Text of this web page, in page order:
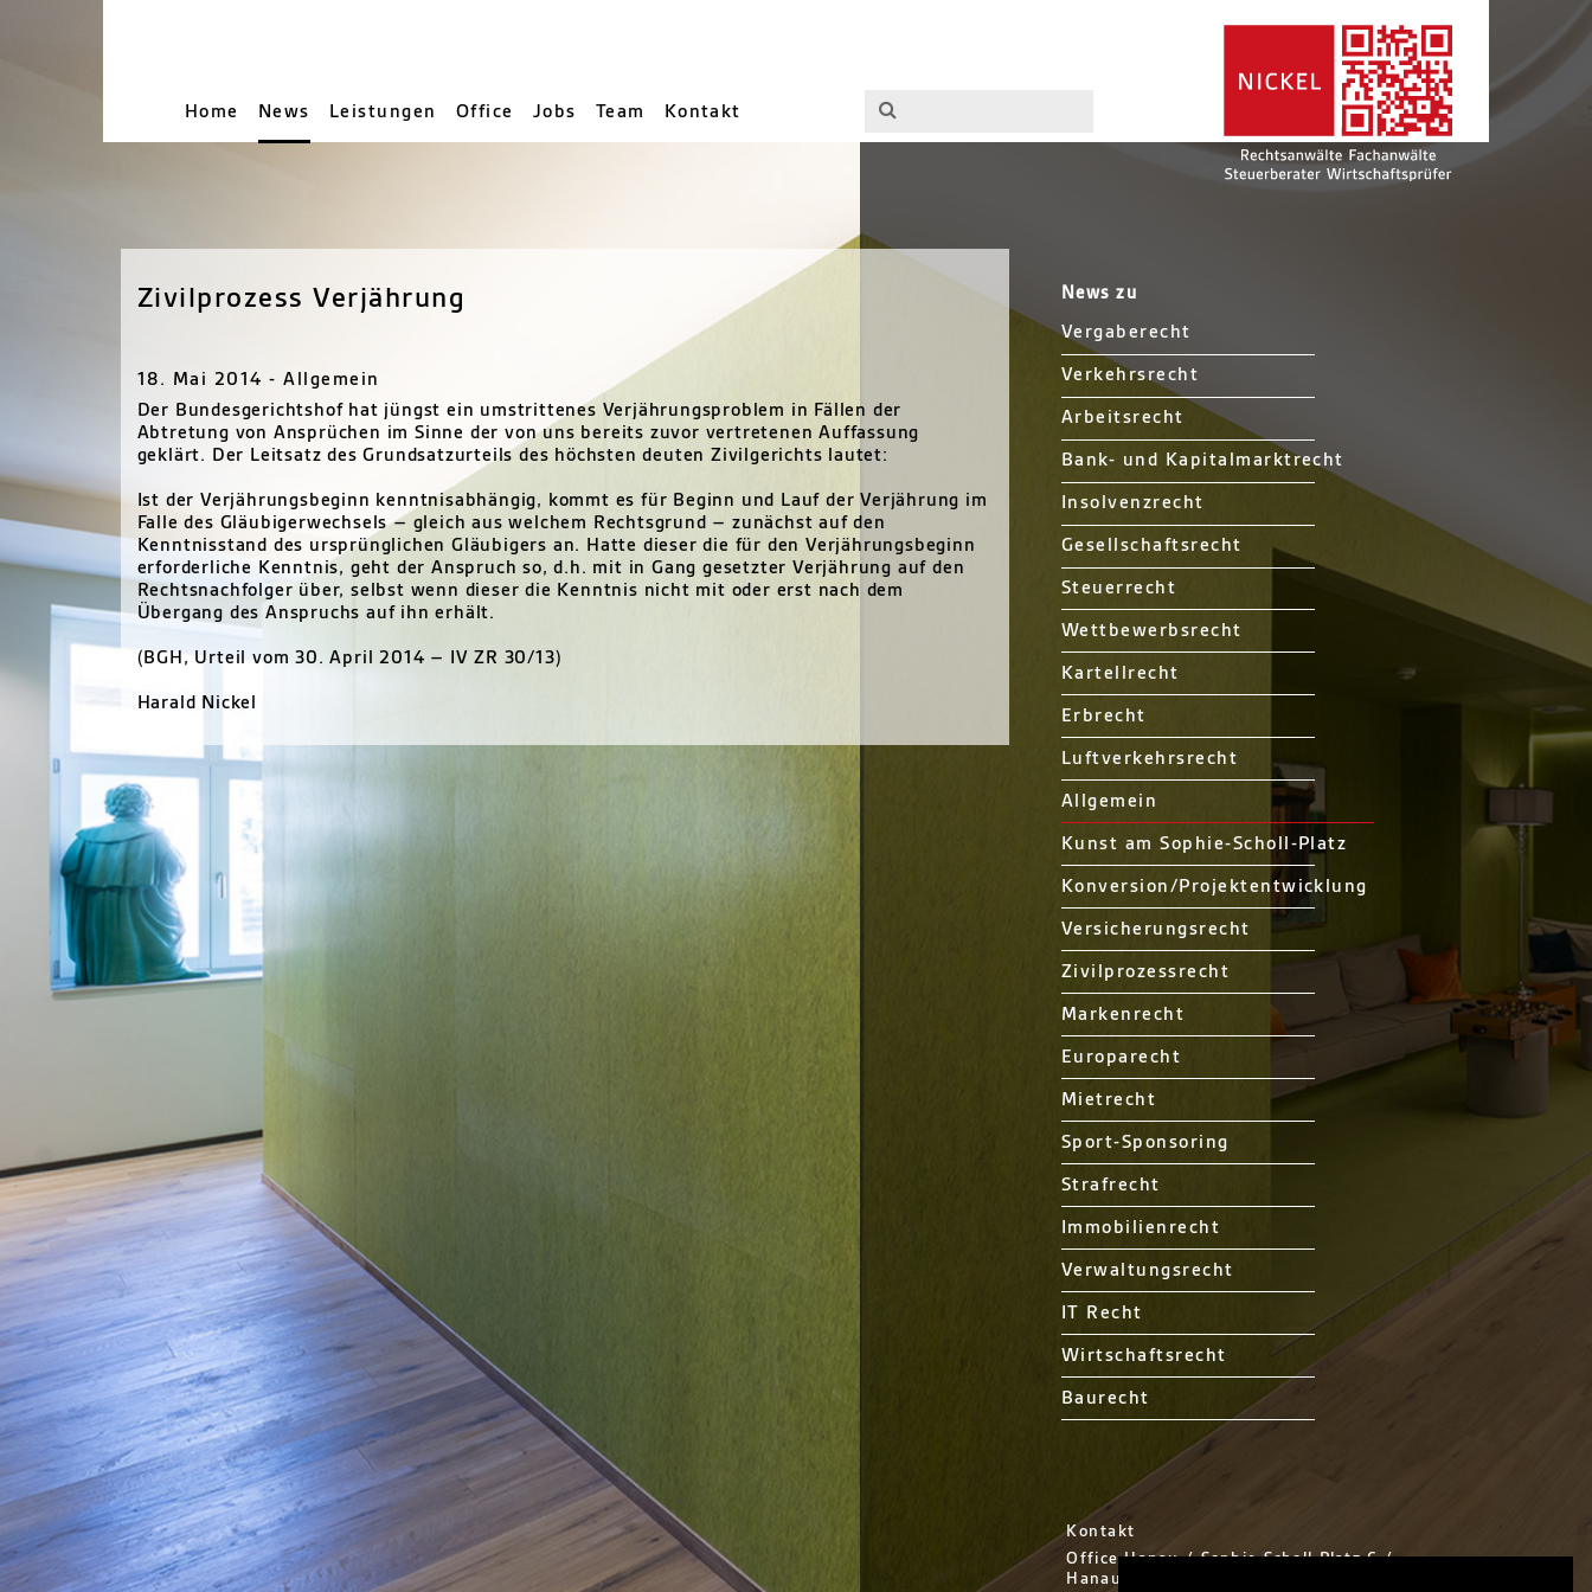
Home News Leistungen Office Jobs Team Kontakt
Zivilprozess Verjährung
18. Mai 2014 - Allgemein
Der Bundesgerichtshof hat jüngst ein umstrittenes Verjährungsproblem in Fällen der
Abtretung von Ansprüchen im Sinne der von uns bereits zuvor vertretenen Auffassung
geklärt. Der Leitsatz des Grundsatzurteils des höchsten deuten Zivilgerichts lautet:
Ist der Verjährungsbeginn kenntnisabhängig, kommt es für Beginn und Lauf der Verjährung im
Falle des Gläubigerwechsels – gleich aus welchem Rechtsgrund – zunächst auf den
Kenntnisstand des ursprünglichen Gläubigers an. Hatte dieser die für den Verjährungsbeginn
erforderliche Kenntnis, geht der Anspruch so, d.h. mit in Gang gesetzter Verjährung auf den
Rechtsnachfolger über, selbst wenn dieser die Kenntnis nicht mit oder erst nach dem
Übergang des Anspruchs auf ihn erhält.
(BGH , Urteil vom 30. April 2014 – IV ZR 30/13)
Harald Nickel
News zu
Vergaberecht
Verkehrsrecht
Arbeitsrecht
Bank- und Kapitalmarktrecht
Insolvenzrecht
Gesellschaftsrecht
Steuerrecht
Wettbewerbsrecht
Kartellrecht
Erbrecht
Luftverkehrsrecht
Allgemein
Kunst am Sophie-Scholl-Platz
Konversion/Projektentwicklung
Versicherungsrecht
Zivilprozessrecht
Markenrecht
Europarecht
Mietrecht
Sport-Sponsoring
Strafrecht
Immobilienrecht
Verwaltungsrecht
IT Recht
Wirtschaftsrecht
Baurecht
Kontakt
Office Hanau / Sophie Scholl Platz 6 /
Hanau